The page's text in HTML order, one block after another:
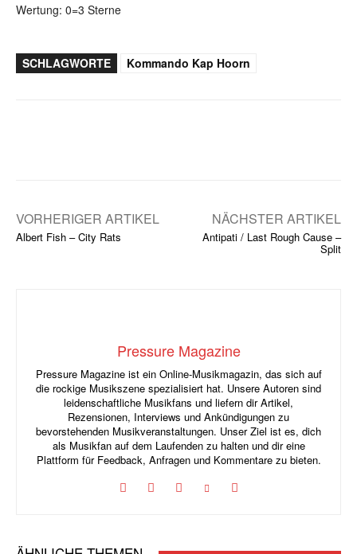
Wertung: 0=3 Sterne
SCHLAGWORTE Kommando Kap Hoorn
VORHERIGER ARTIKEL
Albert Fish – City Rats
NÄCHSTER ARTIKEL
Antipati / Last Rough Cause –
Split
Pressure Magazine
Pressure Magazine ist ein Online-Musikmagazin, das sich auf
die rockige Musikszene spezialisiert hat. Unsere Autoren sind
leidenschaftliche Musikfans und liefern dir Artikel,
Rezensionen, Interviews und Ankündigungen zu
bevorstehenden Musikveranstaltungen. Unser Ziel ist es, dich
als Musikfan auf dem Laufenden zu halten und dir eine
Plattform für Feedback, Anfragen und Kommentare zu bieten.